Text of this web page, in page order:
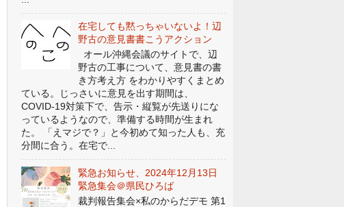
在宅しても黙っちゃいないよ！辺
野古の意見書書こうアクション
オール沖縄会議のサイトで、辺
野古の工事について、意見書の書
き方考え方 をわかりやすくまとめ
ている。じっさいに意見を出す期間は、
COVID-19対策下で、告示・縦覧が先送りにな
っているようなので、準備する時間が生まれ
た。 「えマジで？」と今初めて知った人も、充
分間に合う。在宅で...
緊急お知らせ、2024年12月13日
緊急集会＠県民ひろば
裁判報告集会×私のからだデモ 第1